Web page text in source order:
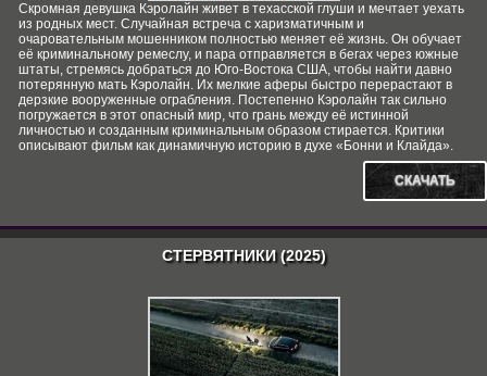
Скромная девушка Кэролайн живет в техасской глуши и мечтает уехать
из родных мест. Случайная встреча с харизматичным и
очаровательным мошенником полностью меняет её жизнь. Он обучает
её криминальному ремеслу, и пара отправляется в бегах через южные
штаты, стремясь добраться до Юго-Востока США, чтобы найти давно
потерянную мать Кэролайн. Их мелкие аферы быстро перерастают в
дерзкие вооруженные ограбления. Постепенно Кэролайн так сильно
погружается в этот опасный мир, что грань между её истинной
личностью и созданным криминальным образом стирается. Критики
описывают фильм как динамичную историю в духе «Бонни и Клайда».
СКАЧАТЬ
СТЕРВЯТНИКИ (2025)